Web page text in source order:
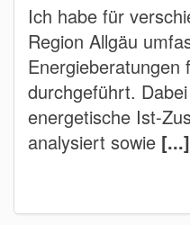
Ich habe für
Region Allgäu
Energieberatungen
durchgeführt.
energetische Ist-
analysiert sowie [...]